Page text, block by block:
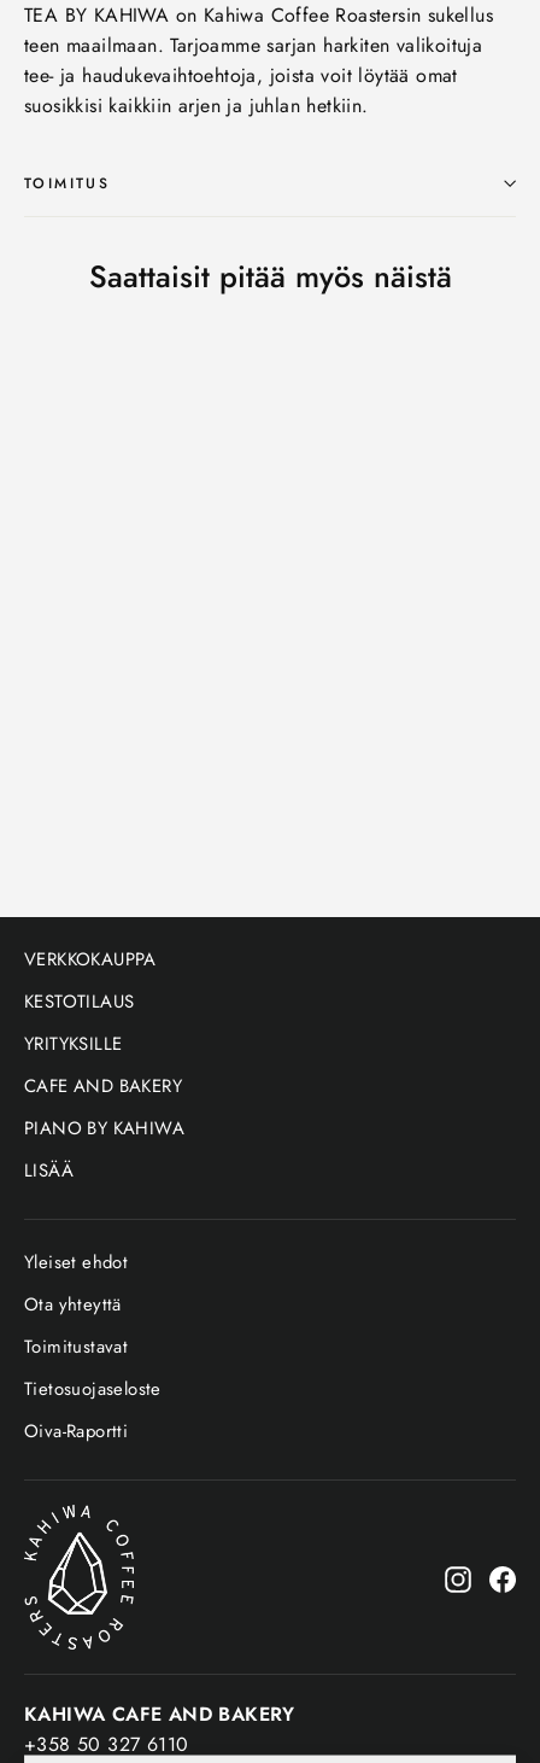
TEA BY KAHIWA on Kahiwa Coffee Roastersin sukellus
teen maailmaan. Tarjoamme sarjan harkiten valikoituja
tee- ja haudukevaihtoehtoja, joista voit löytää omat
suosikkisi kaikkiin arjen ja juhlan hetkiin.
TOIMITUS
Saattaisit pitää myös näistä
VERKKOKAUPPA
KESTOTILAUS
YRITYKSILLE
CAFE AND BAKERY
PIANO BY KAHIWA
LISÄÄ
Yleiset ehdot
Ota yhteyttä
Toimitustavat
Tietosuojaseloste
Oiva-Raportti
KAHIWA CAFE AND BAKERY
+358 50 327 6110